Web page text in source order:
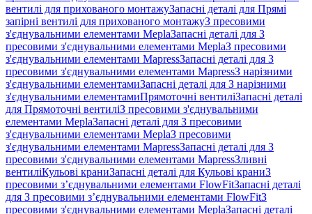
вентилі для прихованого монтажуЗапасні деталі для Прямі
запірні вентилі для прихованого монтажуЗ пресовими
з'єднувальними елементами MeplaЗапасні деталі для З
пресовими з'єднувальними елементами MeplaЗ пресовими
з'єднувальними елементами MapressЗапасні деталі для З
пресовими з'єднувальними елементами MapressЗ нарізними
з'єднувальними елементамиЗапасні деталі для З нарізними
з'єднувальними елементамиПрямоточні вентиліЗапасні деталі
для Прямоточні вентиліЗ пресовими з'єднувальними
елементами MeplaЗапасні деталі для З пресовими
з'єднувальними елементами MeplaЗ пресовими
з'єднувальними елементами MapressЗапасні деталі для З
пресовими з'єднувальними елементами MapressЗливні
вентиліКульові краниЗапасні деталі для Кульові краниЗ
пресовими з’єднувальними елементами FlowFitЗапасні деталі
для З пресовими з’єднувальними елементами FlowFitЗ
пресовими з'єднувальними елементами MeplaЗапасні деталі